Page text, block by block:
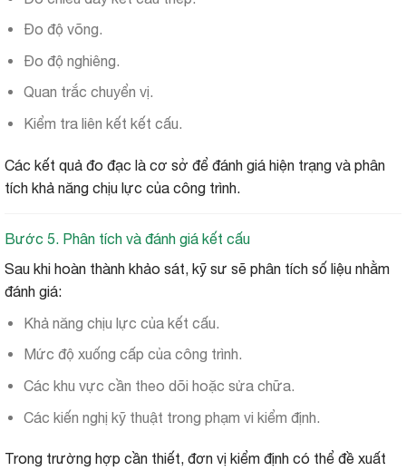
Đo độ võng.
Đo độ nghiêng.
Quan trắc chuyển vị.
Kiểm tra liên kết kết cấu.
Các kết quả đo đạc là cơ sở để đánh giá hiện trạng và phân
tích khả năng chịu lực của công trình.
Bước 5. Phân tích và đánh giá kết cấu
Sau khi hoàn thành khảo sát, kỹ sư sẽ phân tích số liệu nhằm
đánh giá:
Khả năng chịu lực của kết cấu.
Mức độ xuống cấp của công trình.
Các khu vực cần theo dõi hoặc sửa chữa.
Các kiến nghị kỹ thuật trong phạm vi kiểm định.
Trong trường hợp cần thiết, đơn vị kiểm định có thể đề xuất